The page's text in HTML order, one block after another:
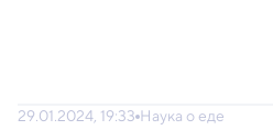
29.01.2024, 19:33 Наука о еде